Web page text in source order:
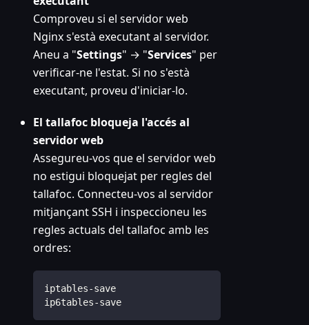
Comproveu si el servidor web
Nginx s'està executant al servidor.
Aneu a "Settings" → "Services" per
verificar-ne l'estat. Si no s'està
executant, proveu d'iniciar-lo.
El tallafoc bloqueja l'accés al
servidor web
Assegureu-vos que el servidor web
no estigui bloquejat per regles del
tallafoc. Connecteu-vos al servidor
mitjançant SSH i inspeccioneu les
regles actuals del tallafoc amb les
ordres:
iptables-save
ip6tables-save